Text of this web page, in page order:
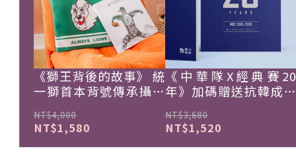
《獅王背後的故事》 統
一獅首本背號傳承攝影
NT$4,000
NT$1,580
《中華隊X經典賽20
年》加碼贈送抗韓成功
NT$3,680
NT$1,520